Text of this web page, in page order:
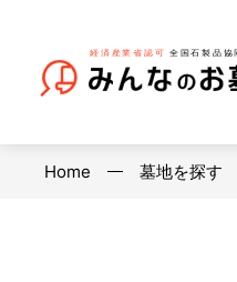
Home 墓地を探す